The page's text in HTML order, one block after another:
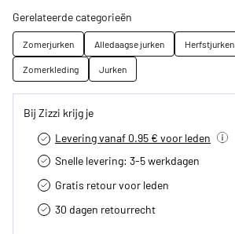
Gerelateerde categorieën
Zomerjurken Alledaagse jurken Herfstjurken
Zomerkleding
Jurken
Bij Zizzi krijg je
Levering vanaf 0.95 € voor leden
Snelle levering: 3-5 werkdagen
Gratis retour voor leden
30 dagen retourrecht­